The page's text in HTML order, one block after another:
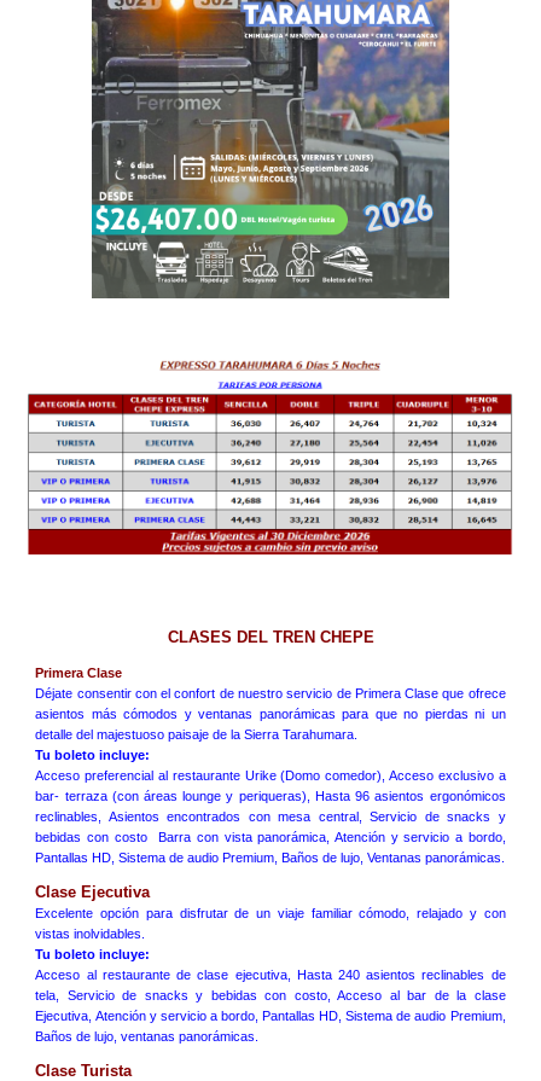
CLASES DEL TREN CHEPE
Primera Clase
Déjate consentir con el confort de nuestro servicio de Primera Clase que ofrece
asientos más cómodos y ventanas panorámicas para que no pierdas ni un
detalle del majestuoso paisaje de la Sierra Tarahumara.
Tu boleto incluye:
Acceso preferencial al restaurante Urike (Domo comedor), Acceso exclusivo a
bar- terraza (con áreas lounge y periqueras), Hasta 96 asientos ergonómicos
reclinables, Asientos encontrados con mesa central, Servicio de snacks y
bebidas con costo Barra con vista panorámica, Atención y servicio a bordo,
Pantallas HD, Sistema de audio Premium, Baños de lujo, Ventanas panorámicas.
Clase Ejecutiva
Excelente opción para disfrutar de un viaje familiar cómodo, relajado y con
vistas inolvidables.
Tu boleto incluye:
Acceso al restaurante de clase ejecutiva, Hasta 240 asientos reclinables de
tela, Servicio de snacks y bebidas con costo, Acceso al bar de la clase
Ejecutiva, Atención y servicio a bordo, Pantallas HD, Sistema de audio Premium,
Baños de lujo, ventanas panorámicas.
Clase Turista